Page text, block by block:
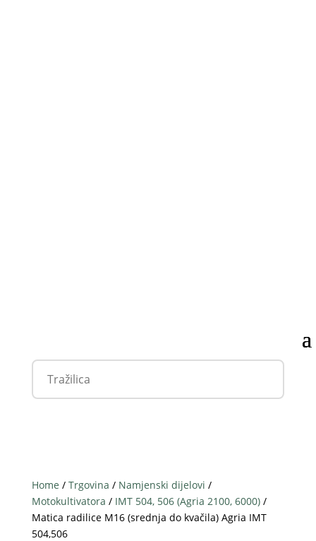
Home / Trgovina / Namjenski dijelovi /
Motokultivatora / IMT 504, 506 (Agria 2100, 6000)/
Matica radilice M16 (srednja do kvačila) Agria IMT
504,506